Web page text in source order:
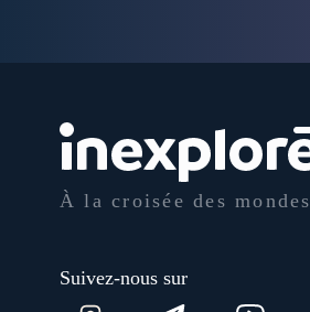
À la croisée des mondes
Suivez-nous sur